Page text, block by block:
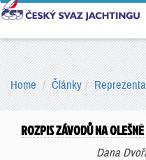
Home Články
ROZPIS ZÁVODŮ NA
Dana